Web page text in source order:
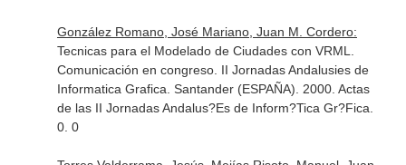
González Romano, José Mariano, Juan M. Cordero:
Tecnicas para el Modelado de Ciudades con VRML.
Comunicación en congreso. II Jornadas Andalusies de
Informatica Grafica. Santander (ESPAÑA). 2000. Actas
de las II Jornadas Andalus?Es de Inform?Tica Gr?Fica.
0. 0